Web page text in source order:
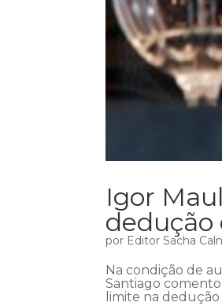
Igor
dedução
por Editor Sacha
Na condição de
Santiago
limite na